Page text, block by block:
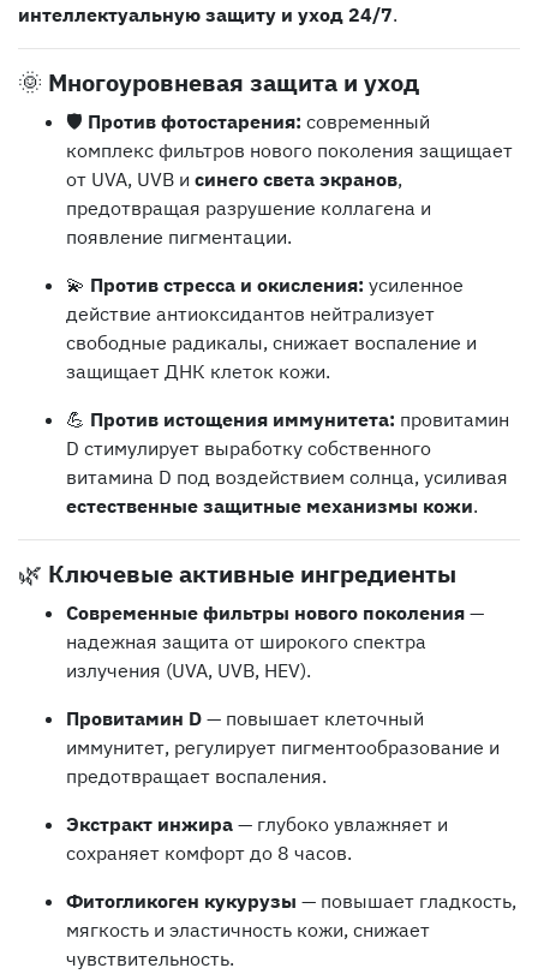
интеллектуальную защиту и уход 24/7.
🌞 Многоуровневая защита и уход
🛡 Против фотостарения: современный
комплекс фильтров нового поколения защищает
от UVA, UVB и синего света экранов,
предотвращая разрушение коллагена и
появление пигментации.
💫 Против стресса и окисления: усиленное
действие антиоксидантов нейтрализует
свободные радикалы, снижает воспаление и
защищает ДНК клеток кожи.
💪 Против истощения иммунитета: провитамин
D стимулирует выработку собственного
витамина D под воздействием солнца, усиливая
естественные защитные механизмы кожи.
🌿 Ключевые активные ингредиенты
Современные фильтры нового поколения —
надежная защита от широкого спектра
излучения (UVA, UVB, HEV).
Провитамин D — повышает клеточный
иммунитет, регулирует пигментообразование и
предотвращает воспаления.
Экстракт инжира — глубоко увлажняет и
сохраняет комфорт до 8 часов.
Фитогликоген кукурузы — повышает гладкость,
мягкость и эластичность кожи, снижает
чувствительность.